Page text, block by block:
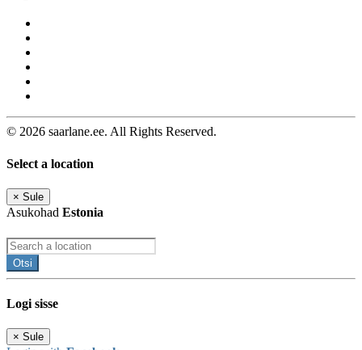
© 2026 saarlane.ee. All Rights Reserved.
Select a location
× Sule
Asukohad Estonia
Otsi
Logi sisse
× Sule